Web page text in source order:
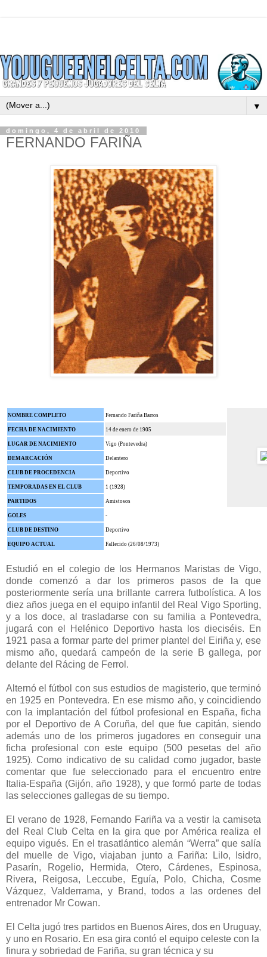
▼
domingo, 4 de abril de 2010
FERNANDO FARIÑA
NOMBRE COMPLETO Fernando Fariña Barros
FECHA DE NACIMIENTO 14 de enero de 1905
LUGAR DE NACIMIENTO Vigo (Pontevedra)
DEMARCACIÓN Delantero
CLUB DE PROCEDENCIA Deportivo
TEMPORADAS EN EL CLUB 1 (1928)
PARTIDOS Amistosos
GOLES -
CLUB DE DESTINO Deportivo
EQUIPO ACTUAL Fallecido (26/08/1973)
Estudió en el colegio de los Hermanos Maristas de Vigo,
donde comenzó a dar los primeros pasos de la que
posteriormente sería una brillante carrera futbolística. A los
diez años juega en el equipo infantil del Real Vigo Sporting,
y a los doce, al trasladarse con su familia a Pontevedra,
jugará con el Helénico Deportivo hasta los dieciséis. En
1921 pasa a formar parte del primer plantel del Eiriña y, ese
mismo año, quedará campeón de la serie B gallega, por
delante del Rácing de Ferrol.
Alternó el fútbol con sus estudios de magisterio, que terminó
en 1925 en Pontevedra. En ese mismo año, y coincidiendo
con la implantación del fútbol profesional en España, ficha
por el Deportivo de A Coruña, del que fue capitán, siendo
además uno de los primeros jugadores en conseguir una
ficha profesional con este equipo (500 pesetas del año
1925). Como indicativo de su calidad como jugador, baste
comentar que fue seleccionado para el encuentro entre
Italia-España (Gijón, año 1928), y que formó parte de todas
las selecciones gallegas de su tiempo.
El verano de 1928, Fernando Fariña va a vestir la camiseta
del Real Club Celta en la gira que por América realiza el
equipo vigués. En el trasatlántico alemán “Werra” que salía
del muelle de Vigo, viajaban junto a Fariña: Lilo, Isidro,
Pasarín, Rogelio, Hermida, Otero, Cárdenes, Espinosa,
Rivera, Reigosa, Leccube, Eguía, Polo, Chicha, Cosme
Vázquez, Valderrama, y Brand, todos a las ordenes del
entrenador Mr Cowan.
El Celta jugó tres partidos en Buenos Aires, dos en Uruguay,
y uno en Rosario. En esa gira contó el equipo celeste con la
finura y sobriedad de Fariña, su gran técnica y su